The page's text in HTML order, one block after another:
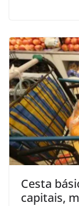
Cesta
capitais,